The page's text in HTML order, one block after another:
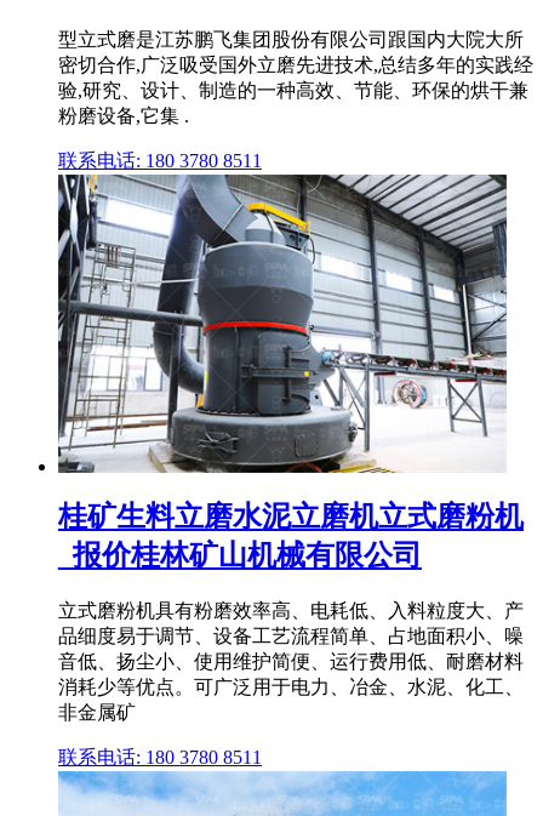
型立式磨是江苏鹏飞集团股份有限公司跟国内大院大所
密切合作,广泛吸受国外立磨先进技术,总结多年的实践经
验,研究、设计、制造的一种高效、节能、环保的烘干兼
粉磨设备,它集 .
联系电话: 180 3780 8511
桂矿生料立磨水泥立磨机立式磨粉机
_报价桂林矿山机械有限公司
立式磨粉机具有粉磨效率高、电耗低、入料粒度大、产
品细度易于调节、设备工艺流程简单、占地面积小、噪
音低、扬尘小、使用维护简便、运行费用低、耐磨材料
消耗少等优点。可广泛用于电力、冶金、水泥、化工、
非金属矿
联系电话: 180 3780 8511